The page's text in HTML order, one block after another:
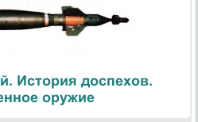
История доспехов.
оружие